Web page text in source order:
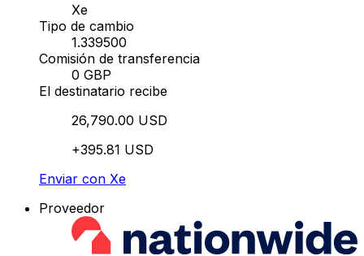
Xe
Tipo de cambio
1.339500
Comisión de transferencia
0 GBP
El destinatario recibe
26,790.00 USD
+395.81 USD
Enviar con Xe
Proveedor